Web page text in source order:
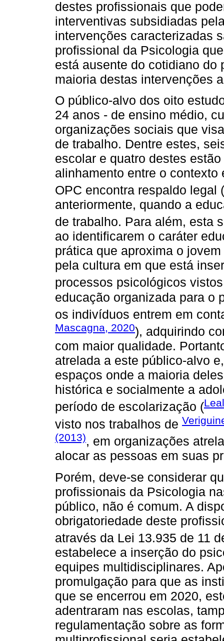
destes profissionais que
interventivas subsidiadas
intervenções caracterizadas
profissional da Psicologia
está ausente do cotidiano do
maioria destas intervenções
O público-alvo dos oito
24 anos - de ensino médio,
organizações sociais que
de trabalho. Dentre estes,
escolar e quatro destes
alinhamento entre o
OPC encontra respaldo legal (
anteriormente, quando a
de trabalho. Para além, esta
ao identificarem o caráter
prática que aproxima o
pela cultura em que está
processos psicológicos
educação organizada para o
os indivíduos entrem em
Mascagna, 2020), adquirindo
com maior qualidade.
atrelada a este público-alvo
espaços onde a maioria
histórica e socialmente a
período de escolarização (
visto nos trabalhos de
(2013), em organizações
alocar as pessoas em suas
Porém, deve-se considerar
profissionais da Psicologia
público, não é comum. A
obrigatoriedade deste
através da Lei 13.935 de 11
estabelece a inserção do
equipes multidisciplinares.
promulgação para que as
que se encerrou em 2020,
adentraram nas escolas,
regulamentação sobre as